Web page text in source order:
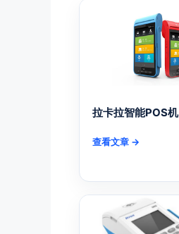
拉卡拉智能POS机
查看文章 →